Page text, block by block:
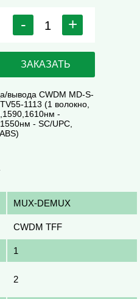
- +
ЗАКАЗАТЬ
вывода CWDM MD-S-
1113 (1 волокно,
-
- SC/UPC,
MUX-DEMUX
CWDM TFF
1
2